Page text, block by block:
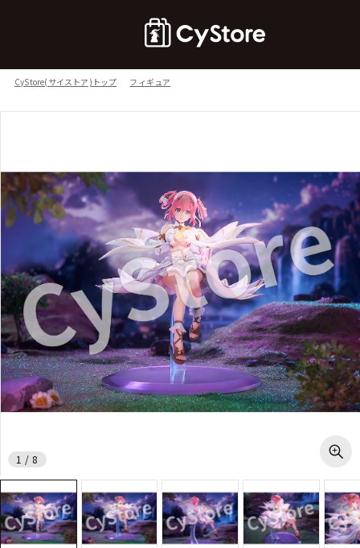
CyStore(サイストア)トップ フィギュア
1 / 8